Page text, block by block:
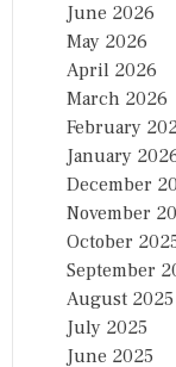
June 2026
May 2026
April 2026
March 2026
February
January
December
November
October
September
August 2025
July 2025
June 2025